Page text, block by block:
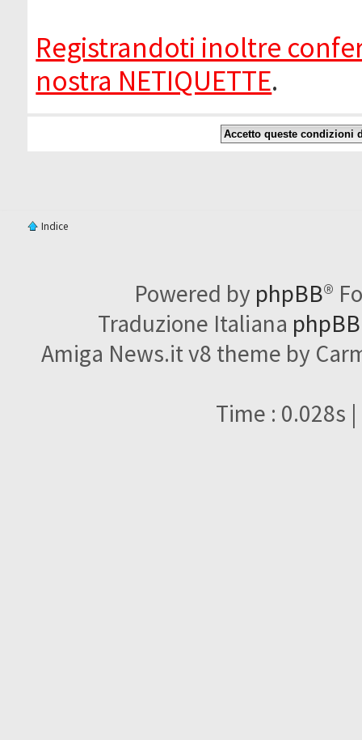
Registrandoti inoltre
nostra NETIQUETTE.
Indice
Powered by phpBB®
Traduzione Italiana
Amiga News.it v8 theme by
Time : 0.028s